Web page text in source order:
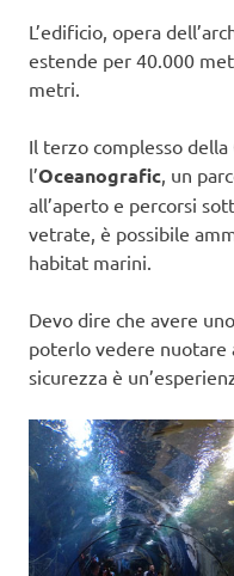
L’edificio, opera
estende per 40.000
metri.
Il terzo complesso
l’Oceanografic, un
all’aperto e percorsi
vetrate, è possibile
habitat marini.
Devo dire che avere
poterlo vedere
sicurezza è